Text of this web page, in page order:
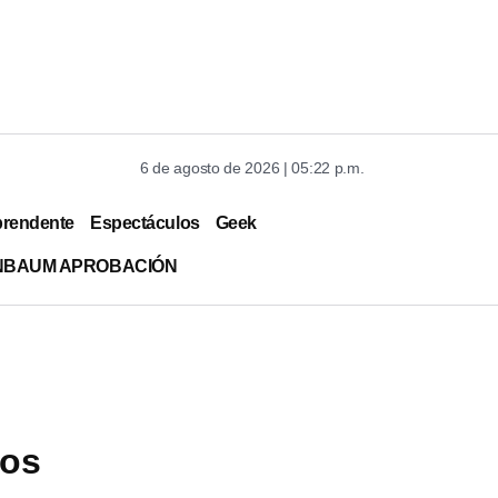
6 de agosto de 2026 | 05:22 p.m.
Espectáculos Geek
APROBACIÓN